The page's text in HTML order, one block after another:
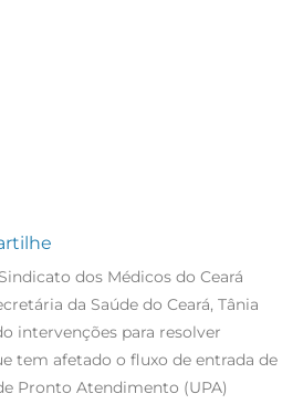
dos Médicos do Ceará
da Saúde do Ceará, Tânia
intervenções para resolver
tem afetado o fluxo de entrada de
Pronto Atendimento (UPA)